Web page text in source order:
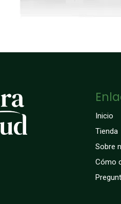
Inicio
Tienda
Sobre
Cómo